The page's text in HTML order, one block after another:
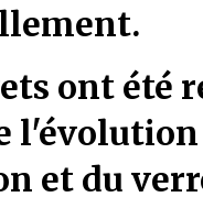
ont été
et du